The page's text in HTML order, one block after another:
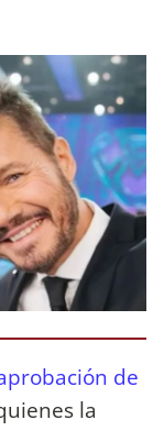
de
la